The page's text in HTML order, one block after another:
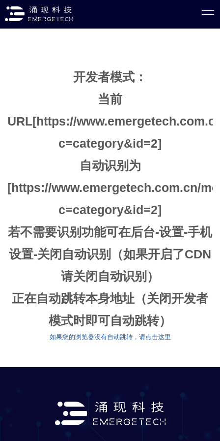
开发者模式：
当前
URL[https://
c=category&id=2]
自动识别为
[https://www.emergetech.com.cn/
c=category&id=2]
若不需要识别功能可在后台-设置-手机
设置-关闭自动识别（如果开启了CDN
请关闭自动识别）
正在自动跳转本身地址（关闭开发者
模式时即可自动跳转）
如果您的浏览器没有自动跳转，请点击这里